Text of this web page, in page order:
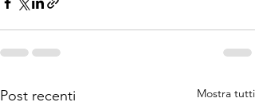
Post recenti Mostra tutti